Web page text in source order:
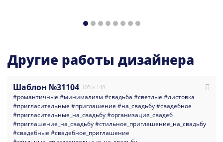
Другие работы дизайнера
Шаблон №31104 105 x 148
#романтичные #минимализм #свадьба #светлые #листовка
#пригласительные #приглашение #на_свадьбу#свадебное
#пригласительные_на_свадьбу#организация_свадеб
#приглашение_на_свадьбу#стильное_приглашение_на_свадьбу
#свадебные #свадебное_приглашение